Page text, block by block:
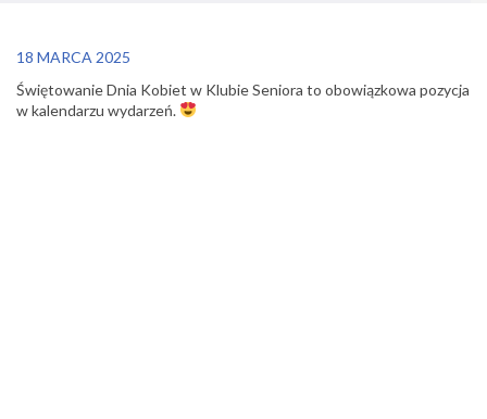
18 MARCA 2025
Świętowanie Dnia Kobiet w Klubie Seniora to obowiązkowa pozycja
w kalendarzu wydarzeń.